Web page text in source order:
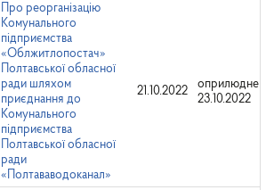
Про реорганізацію
Комунального
підприємства
«Облжитлопостач»
Полтавської обласної
ради шляхом
приєднання до
Комунального
підприємства
Полтавської обласної
ради
«Полтававодоканал»
21.10.2022
оприлюднено:
23.10.2022